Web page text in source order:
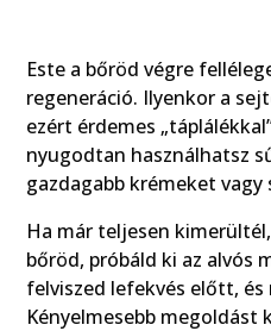
Este a bőröd végre
regeneráció. Ilyenkor a
ezért érdemes
nyugodtan használhatsz
gazdagabb krémeket vagy
Ha már teljesen
bőröd, próbáld ki az alvós
felviszed lefekvés előtt,
Kényelmesebb megoldást